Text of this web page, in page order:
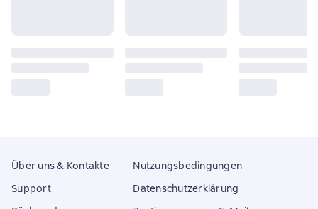
Über uns & Kontakte
Support
Nutzungsbedingungen
Datenschutzerklärung